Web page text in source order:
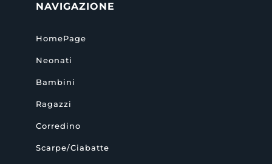
NAVIGAZIONE
HomePage
Neonati
Bambini
Ragazzi
Corredino
Scarpe/Ciabatte